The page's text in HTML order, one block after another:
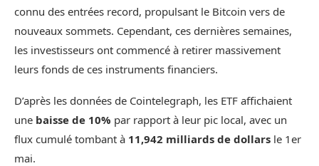
connu des entrées record, propulsant le Bitcoin vers de
nouveaux sommets. Cependant, ces dernières semaines,
les investisseurs ont commencé à retirer massivement
leurs fonds de ces instruments financiers.
D’après les données de Cointelegraph, les ETF affichaient
une baisse de 10% par rapport à leur pic local, avec un
flux cumulé tombant à 11,942 milliards de dollars le 1er
mai.